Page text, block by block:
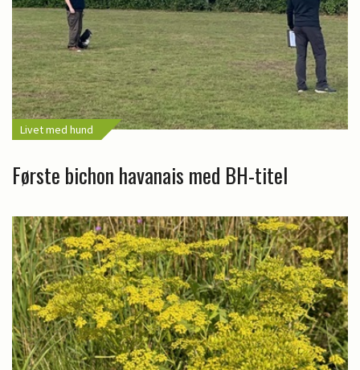
Livet med hund
Første bichon havanais med BH-titel